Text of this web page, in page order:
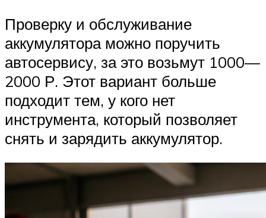
Проверку и обслуживание
аккумулятора можно поручить
автосервису, за это возьмут 1000—
2000 Р. Этот вариант больше
подходит тем, у кого нет
инструмента, который позволяет
снять и зарядить аккумулятор.